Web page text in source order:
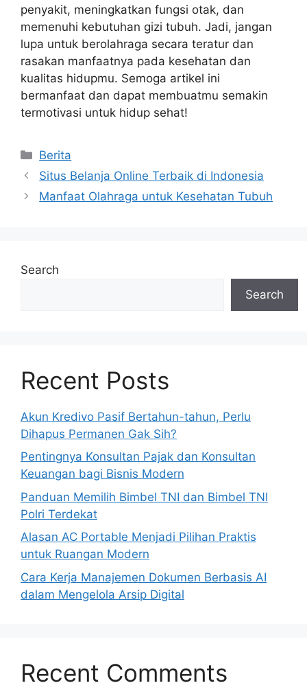
penyakit, meningkatkan fungsi otak, dan
memenuhi kebutuhan gizi tubuh. Jadi, jangan
lupa untuk berolahraga secara teratur dan
rasakan manfaatnya pada kesehatan dan
kualitas hidupmu. Semoga artikel ini
bermanfaat dan dapat membuatmu semakin
termotivasi untuk hidup sehat!
Categories
Berita
Situs Belanja Online Terbaik di Indonesia
Manfaat Olahraga untuk Kesehatan Tubuh
Search
Search
Recent Posts
Akun Kredivo Pasif Bertahun-tahun, Perlu
Dihapus Permanen Gak Sih?
Pentingnya Konsultan Pajak dan Konsultan
Keuangan bagi Bisnis Modern
Panduan Memilih Bimbel TNI dan Bimbel TNI
Polri Terdekat
Alasan AC Portable Menjadi Pilihan Praktis
untuk Ruangan Modern
Cara Kerja Manajemen Dokumen Berbasis AI
dalam Mengelola Arsip Digital
Recent Comments